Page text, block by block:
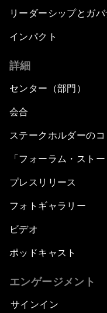
リーダーシップとガバ
インパクト
詳細
センター（部門）
会合
ステークホルダーの
「フォーラム・ストー
プレスリリース
フォトギャラリー
ビデオ
ポッドキャスト
エンゲージメント
サインイン